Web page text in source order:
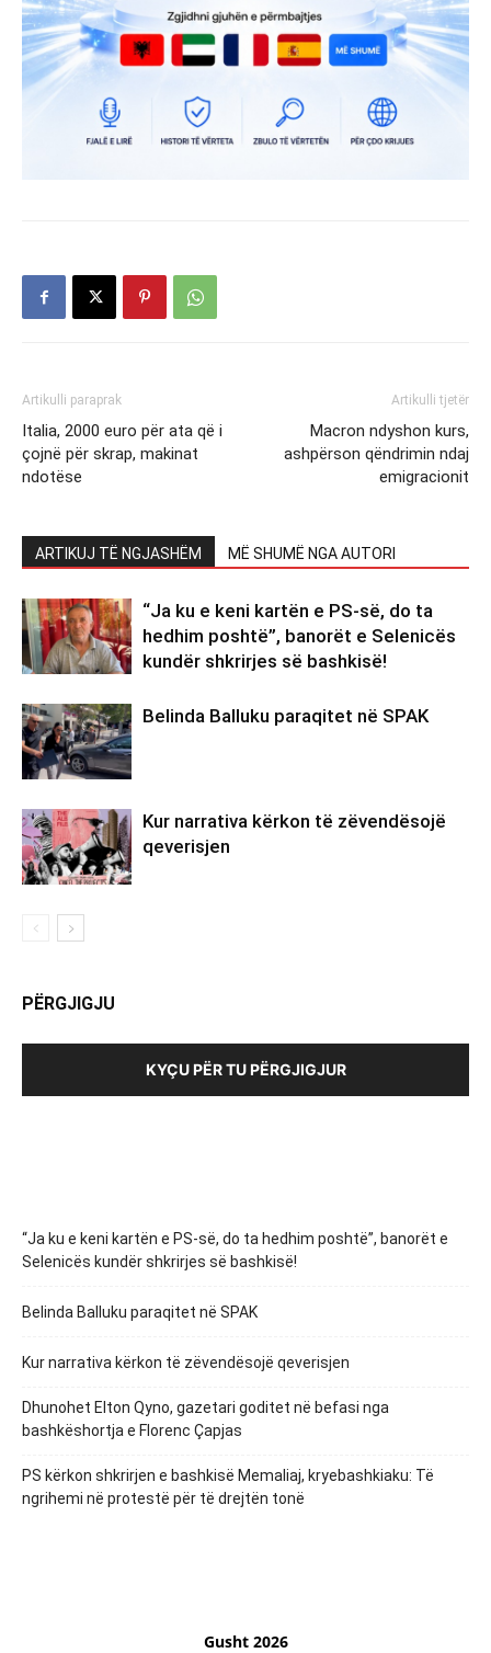
Artikulli paraprak
Italia, 2000 euro për ata që i
çojnë për skrap, makinat
ndotëse
Artikulli tjetër
Macron ndyshon kurs,
ashpërson qëndrimin ndaj
emigracionit
ARTIKUJ TË NGJASHËM MË SHUMË NGA AUTORI
“Ja ku e keni kartën e PS-së, do ta
hedhim poshtë”, banorët e Selenicës
kundër shkrirjes së bashkisë!
Belinda Balluku paraqitet në SPAK
Kur narrativa kërkon të zëvendësojë
qeverisjen
PËRGJIGJU
KYÇU PËR TU PËRGJIGJUR
“Ja ku e keni kartën e PS-së, do ta hedhim poshtë”, banorët e
Selenicës kundër shkrirjes së bashkisë!
Belinda Balluku paraqitet në SPAK
Kur narrativa kërkon të zëvendësojë qeverisjen
Dhunohet Elton Qyno, gazetari goditet në befasi nga
bashkëshortja e Florenc Çapjas
PS kërkon shkrirjen e bashkisë Memaliaj, kryebashkiaku: Të
ngrihemi në protestë për të drejtën tonë
Gusht 2026